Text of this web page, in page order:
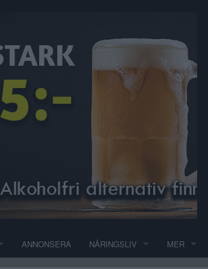
ANNONSERA NÄRINGSLIV MER